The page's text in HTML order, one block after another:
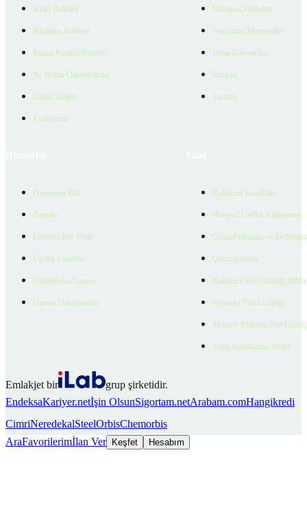
Satıcı Rehberi
Kiralama Rehberi
Konut Kredisi Rehberi
Ne Kadar Ödeyebilirim
Emlak Değeri
Verilerimiz
Reklam Çözümleri
Kurumsal Materyaller
İnsan Kaynakları
İletişim
Yardım
Danışman Bul
Projeler
Ücretsiz İlan Verin
Üyelik Paketleri
EmlakZeka Asistan
Uzman Danışmanlar
Kullanım Koşulları
Bireysel Üyelik Sözleşmesi
Çerez Politikası ve
Çerez Ayarları
Kullanıcı Veri Gizliliği
Ziyaretçi Veri Gizliliği
Müşteri Yetkilisi Veri
Aday Aydınlatma Metni
Emlakjet bir
grup şirketidir.
EndeksaKariyer.netİşin OlsunSigortam.netArabam.comHangikredi
CimriNeredekalSteelOrbisChemorbis
AraFavorilerimİlan Ver Keşfet Hesabım